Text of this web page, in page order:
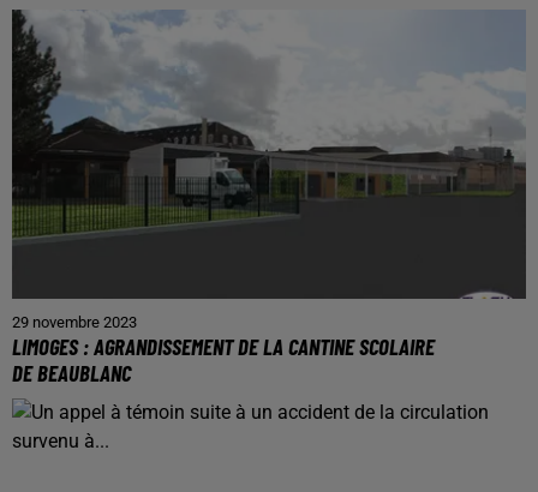
29 novembre 2023
LIMOGES : AGRANDISSEMENT DE LA CANTINE SCOLAIRE
DE BEAUBLANC